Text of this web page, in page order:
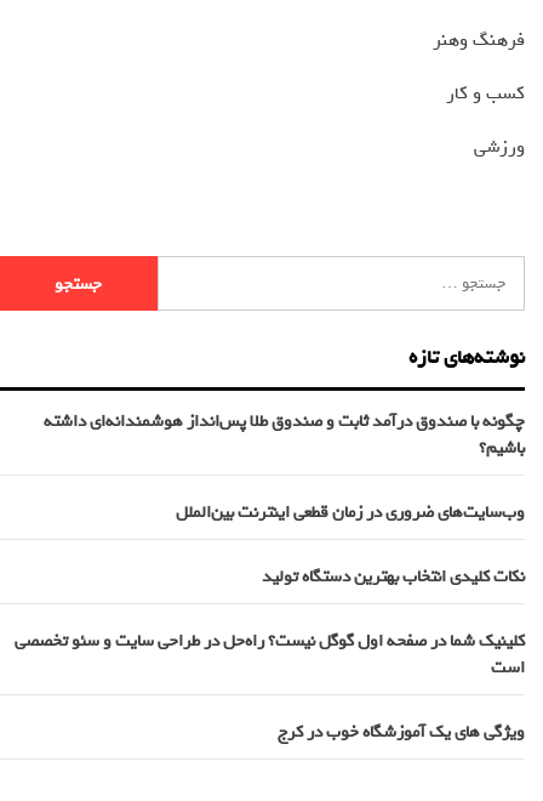
فرهنگ وهنر
کسب و کار
ورزشی
نوشته‌های تازه
چگونه با صندوق درآمد ثابت و صندوق طلا پس‌انداز هوشمندانه‌ای داشته
باشیم؟
وب‌سایت‌های ضروری در زمان قطعی اینترنت بین‌الملل
نکات کلیدی انتخاب بهترین دستگاه تولید
کلینیک شما در صفحه اول گوگل نیست؟ راه‌حل در طراحی سایت و سئو تخصصی
است
ویژگی های یک آموزشگاه خوب در کرج